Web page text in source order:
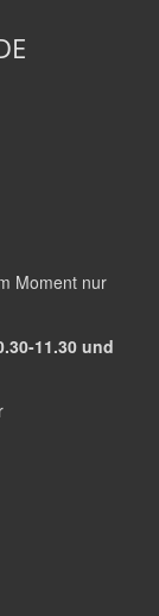
Moment nur
11.30 und